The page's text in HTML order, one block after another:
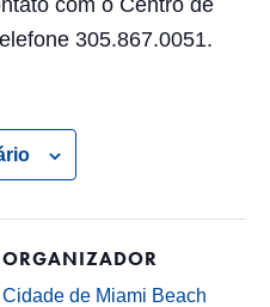
com o Centro de
305.867.0051.
ORGANIZADOR
Cidade de Miami Beach